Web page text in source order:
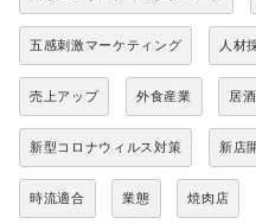
五感刺激マーケティング 人材
売上アップ 外食産業 居
新型コロナウィルス対策 新店
時流適合 業態 焼肉店